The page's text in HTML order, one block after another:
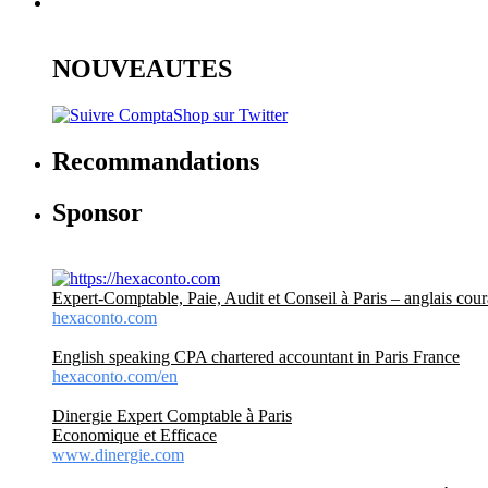
NOUVEAUTES
Recommandations
Sponsor
Expert-Comptable, Paie, Audit et Conseil à Paris – anglais
hexaconto.com
English speaking CPA chartered accountant in Paris France
hexaconto.com/en
Dinergie Expert Comptable à Paris
Economique et Efficace
www.dinergie.com